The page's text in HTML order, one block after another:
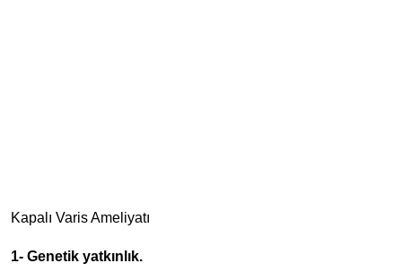
Kapalı Varis Ameliyatı
1- Genetik yatkınlık.